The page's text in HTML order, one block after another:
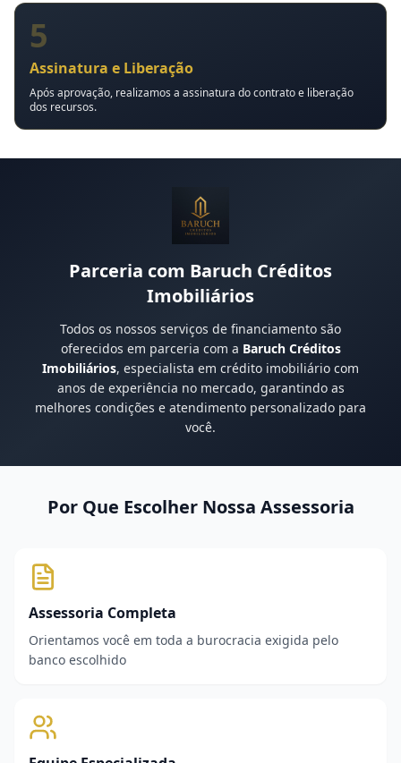
5
Assinatura e Liberação
Após aprovação, realizamos a assinatura do contrato e liberação
dos recursos.
Parceria com Baruch Créditos
Imobiliários
Todos os nossos serviços de financiamento são
oferecidos em parceria com a Baruch Créditos
Imobiliários, especialista em crédito imobiliário com
anos de experiência no mercado, garantindo as
melhores condições e atendimento personalizado para
você.
Por Que Escolher Nossa Assessoria
Assessoria Completa
Orientamos você em toda a burocracia exigida pelo
banco escolhido